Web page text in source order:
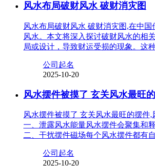
风水布局破财风水 破财消灾图
风水布局破财风水 破财消灾图,在中
风水。本文将深入探讨破财风水的相
局或设计，导致财运受损的现象。这
公司起名
2025-10-20
风水摆件被摸了 玄关风水最旺
风水摆件被摸了 玄关风水最旺的摆件
一、泄露风水能量风水摆件会聚集和
二、干扰摆件磁场每个风水摆件都有
公司起名
2025-10-20